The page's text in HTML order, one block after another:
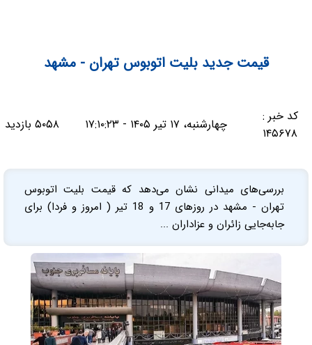
قیمت جدید بلیت اتوبوس تهران - مشهد
کد خبر :
۱۴۵۶۷۸
چهارشنبه، ۱۷ تیر ۱۴۰۵ - ۱۷:۱۰:۲۳ ۵۰۵۸ بازدید
بررسی‌های میدانی نشان می‌دهد که قیمت بلیت اتوبوس
تهران - مشهد در روزهای 17 و 18 تیر ( امروز و فردا) برای
جابه‌جایی زائران و عزاداران ...